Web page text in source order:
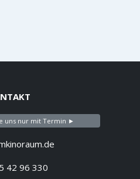
uns nur mit Termin ►
42 96 330